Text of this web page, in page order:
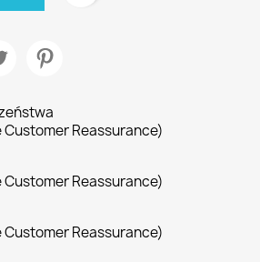
Reassurance)
Reassurance)
Reassurance)